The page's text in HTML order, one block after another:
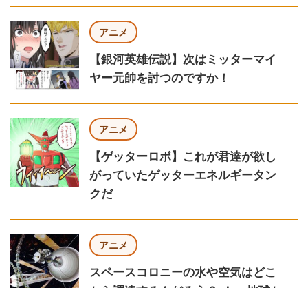
アニメ
【銀河英雄伝説】次はミッターマイ
ヤー元帥を討つのですか！
アニメ
【ゲッターロボ】これが君達が欲し
がっていたゲッターエネルギータン
クだ
アニメ
スペースコロニーの水や空気はどこ